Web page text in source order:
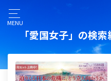
MENU
「愛国女子」の検